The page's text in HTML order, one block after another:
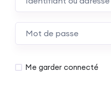
Me garder connecté